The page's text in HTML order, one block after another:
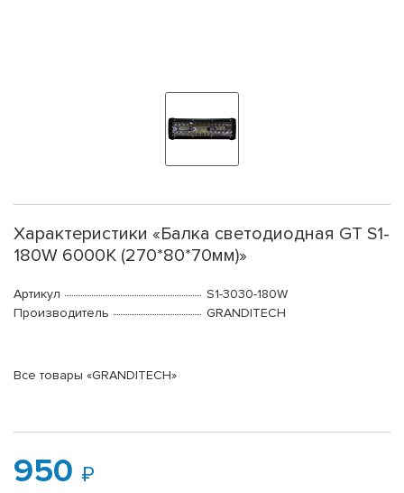
Характеристики «Балка светодиодная GT S1-
180W 6000K (270*80*70мм)»
Артикул
S1-3030-180W
Производитель
GRANDITECH
Все товары «GRANDITECH»
950